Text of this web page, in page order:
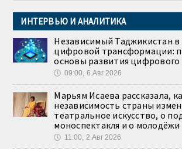
ИНТЕРВЬЮ И АНАЛИТИКА
Независимый Таджикистан в
цифровой трансформации:
основы развития цифрового
🕔 09:00, 6.Авг 2026
Марьям Исаева рассказала,
независимость страны
театральное искусство, о
моноспектакля и о молодёжи
🕔 11:00, 2.Авг 2026